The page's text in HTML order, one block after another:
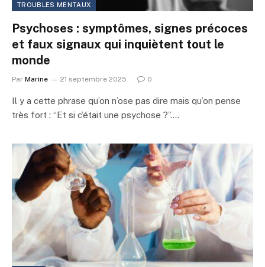
TROUBLES MENTAUX
Psychoses : symptômes, signes précoces
et faux signaux qui inquiètent tout le
monde
Par Marine 21 septembre 2025 0
Il y a cette phrase qu’on n’ose pas dire mais qu’on pense
très fort : “Et si c’était une psychose ?”.…